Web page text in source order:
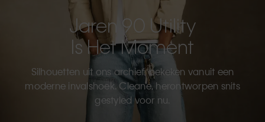
Jaren 90 Utility
Is Het Moment
Silhouetten uit ons archief, bekeken vanuit een
moderne invalshoek. Cleane, herontworpen snits
gestyled voor nu.